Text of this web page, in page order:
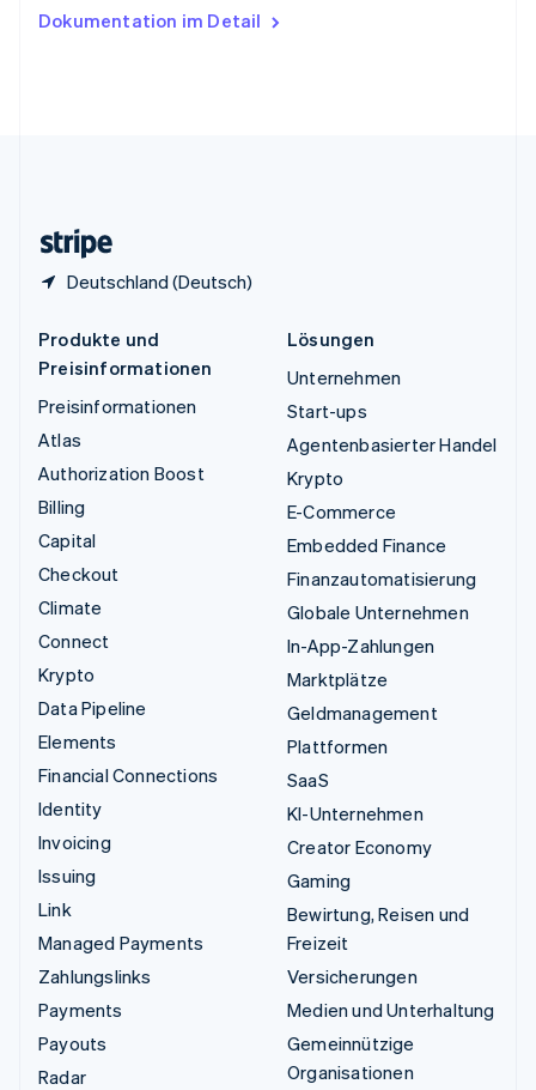
Dokumentation im Detail
Deutschland (Deutsch)
English
Produkte und
Preisinformationen
Preisinformationen
Atlas
Authorization Boost
Billing
Capital
Checkout
Climate
Connect
Krypto
Data Pipeline
Elements
Financial Connections
Identity
Invoicing
Issuing
Link
Managed Payments
Zahlungslinks
Payments
Payouts
Radar
Lösungen
Unternehmen
Start-ups
Agentenbasierter Handel
Krypto
E-Commerce
Embedded Finance
Finanzautomatisierung
Globale Unternehmen
In-App-Zahlungen
Marktplätze
Geldmanagement
Plattformen
SaaS
KI-Unternehmen
Creator Economy
Gaming
Bewirtung, Reisen und
Freizeit
Versicherungen
Medien und Unterhaltung
Gemeinnützige
Organisationen